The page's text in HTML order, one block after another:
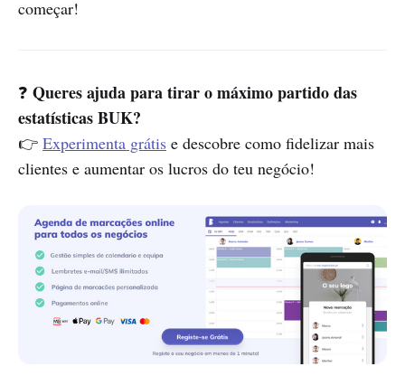
começar!
❓ Queres ajuda para tirar o máximo partido das
estatísticas BUK?
👉 Experimenta grátis e descobre como fidelizar mais
clientes e aumentar os lucros do teu negócio!